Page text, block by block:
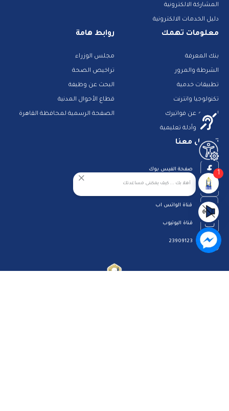
المشاركة الالكترونية
دليل الخدمات الالكترونية
معلومات تهمك
بنك المعرفة
الشرطة والمرور
تطبيقات خدمية
تكنولوجيا وانترنت
استعلم عن فواتيرك
منصات وأدلة تعليمية
روابط هامة
مجلس الوزراء
تراخيص الصحة
البحث عن وظيفة
قطاع الأحوال المدنية
الصفحة الرسمية لمحافظة القاهرة
تواصل معنا
صفحة الفيس بوك
قناة الواتس اب
قناة اليوتيوب
23909123
أهلا بك ... كيف يمكننى مساعدتك
1